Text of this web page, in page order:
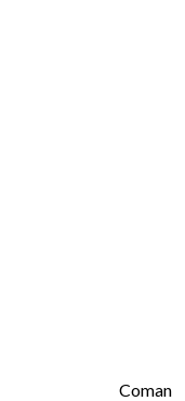
Coman